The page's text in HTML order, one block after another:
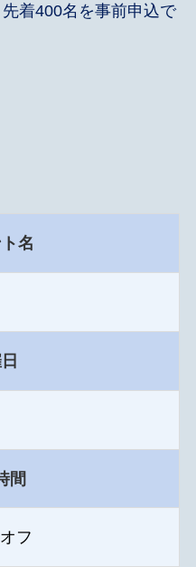
着400名を事前申込で
名
間
フ